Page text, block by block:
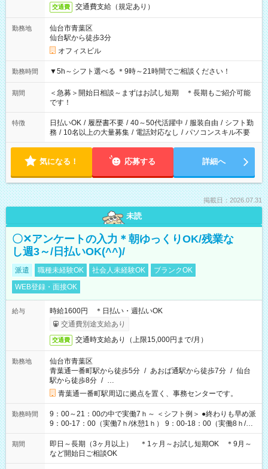
交通費 交通費支給（規定あり）
勤務地
仙台市青葉区
仙台駅から徒歩3分
オフィスビル
勤務時間 ▼5h～シフト選べる ＊9時～21時間でご相談ください！
期間
＜急募＞開始日相談～まずはお試し短期 ＊長期もご紹介可能
です！
特徴 日払いOK / 履歴書不要 / 40～50代活躍中 / 服装自由 / シフト勤
務 / 10名以上の大量募集 / 電話対応なし / パソコンスキル不要
気になる！ 応募する 詳細へ
掲載日：2026.07.31
未読
〇✕アンケートの入力＊朝ゆっくりOK/残業な
し週3～/日払いOK(^^)/
派遣 職種未経験OK 社会人未経験OK
ブランクOK
WEB登録・面接OK
給与
時給1600円 ＊日払い・週払いOK
交通費別途支給あり
交通費 交通時支給あり（上限15,000円まで/月）
勤務地
仙台市青葉区
青葉通一番町駅から徒歩5分 / あおば通駅から徒歩7分 / 仙台
駅から徒歩8分 / …
青葉通一番町駅周辺に拠点を置く、事務センターです。
勤務時間
9：00～21：00の中で実働7ｈ～ ＜シフト例＞ ●終わりも早め派
9：00-17：00（実働7ｈ/休憩1ｈ） 9：00-18：00（実働8ｈ/休
憩1ｈ） 10：00-19：00（実働8ｈ/休憩1ｈ） ●朝ゆっくり派
11：00-20：00（実働8ｈ/休憩1ｈ） 12：00-20：00（実働7ｈ/
休憩1ｈ） 12：00-21：00（実働8ｈ/休憩1ｈ） 13：00-22：
00（実働8ｈ/休憩1ｈ） ＊時間帯固定OK
期間
即日～長期（3ヶ月以上） ＊1ヶ月～お試し短期OK ＊9月～
など開始日ご相談OK